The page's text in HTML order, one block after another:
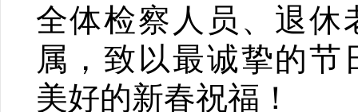
全体检察人员、退休
属，致以最诚挚的节
美好的新春祝福！